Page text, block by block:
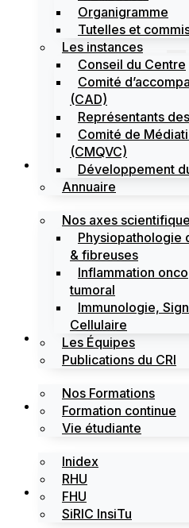
Organigramme
Tutelles et
Les instances
Conseil du Centre
Comité
(CAD)
Représentants
Comité de
(CMQVC)
Développement
Annuaire
Recherche
Nos axes
Physiopathologie
& fibreuses
Inflammation
tumoral
Immunologie,
Cellulaire
Les Équipes
Publications du CRI
Formations
Nos Formations
Formation continue
Vie étudiante
Labels
Inidex
RHU
FHU
SiRIC InsiTu
Les plateformes